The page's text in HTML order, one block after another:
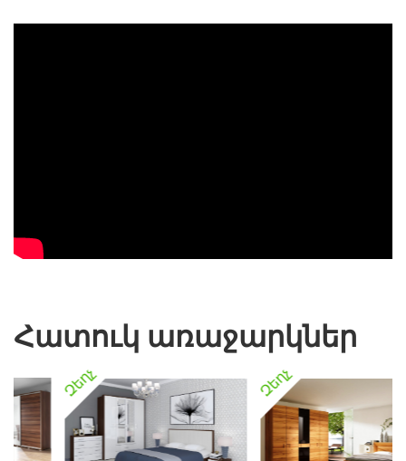
Հատուկ առաջարկներ
Զեղչ Զեղչ